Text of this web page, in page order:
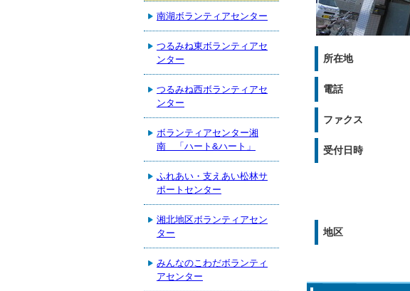
所在地
電話
ファクス
受付日時
地区
南湖ボランティアセンター
つるみね東ボランティアセ
ンター
つるみね西ボランティアセ
ンター
ボランティアセンター湘
南 「ハート&ハート」
ふれあい・支えあい松林サ
ポートセンター
湘北地区ボランティアセン
ター
みんなのこわだボランティ
アセンター